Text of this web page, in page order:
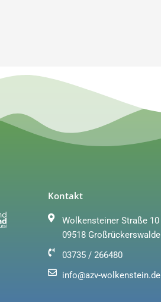
Kontakt
Wolkensteiner Straße 10
09518 Großrückerswalde
03735 / 266480
info@azv-wolkenstein.de